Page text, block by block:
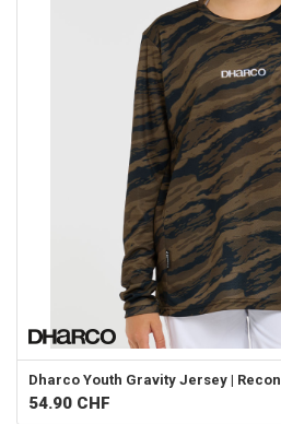
Dharco Youth Gravity Jersey | Recon
54.90 CHF